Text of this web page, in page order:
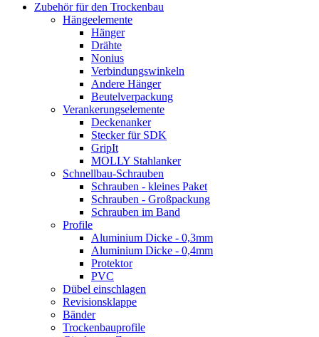
Zubehör für den Trockenbau
Hängeelemente
Hänger
Drähte
Nonius
Verbindungswinkeln
Andere Hänger
Beutelverpackung
Verankerungselemente
Deckenanker
Stecker für SDK
GripIt
MOLLY Stahlanker
Schnellbau-Schrauben
Schrauben - kleines Paket
Schrauben - Großpackung
Schrauben im Band
Profile
Aluminium Dicke - 0,3mm
Aluminium Dicke - 0,4mm
Protektor
PVC
Dübel einschlagen
Revisionsklappe
Bänder
Trockenbauprofile